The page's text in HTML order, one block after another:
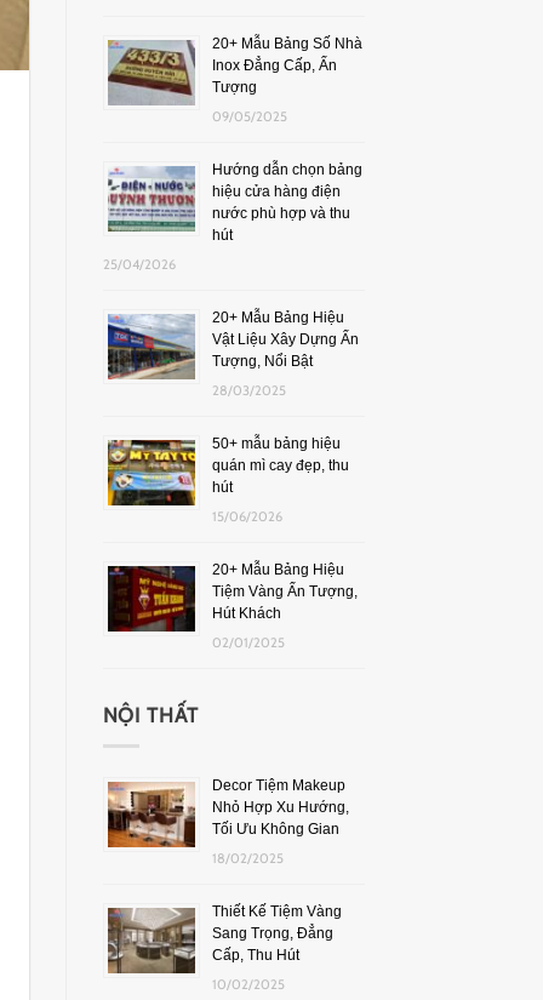
20+ Mẫu Bảng Số Nhà
Inox Đẳng Cấp, Ấn
Tượng
09/05/2025
Hướng dẫn chọn bảng
hiệu cửa hàng điện
nước phù hợp và thu
hút
25/04/2026
20+ Mẫu Bảng Hiệu
Vật Liệu Xây Dựng Ấn
Tượng, Nổi Bật
28/03/2025
50+ mẫu bảng hiệu
quán mì cay đẹp, thu
hút
15/06/2026
20+ Mẫu Bảng Hiệu
Tiệm Vàng Ấn Tượng,
Hút Khách
02/01/2025
NỘI THẤT
Decor Tiệm Makeup
Nhỏ Hợp Xu Hướng,
Tối Ưu Không Gian
18/02/2025
Thiết Kế Tiệm Vàng
Sang Trọng, Đẳng
Cấp, Thu Hút
10/02/2025